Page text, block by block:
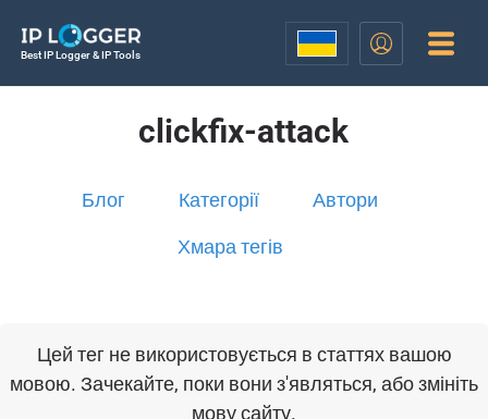
Best IP Logger & IP Tools
clickfix-attack
Блог Категорії Автори
Хмара тегів